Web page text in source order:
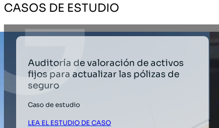
CASOS DE ESTUDIO
Auditoría de valoración de activos
fijos para actualizar las pólizas de
seguro
Caso de estudio
LEA EL ESTUDIO DE CASO